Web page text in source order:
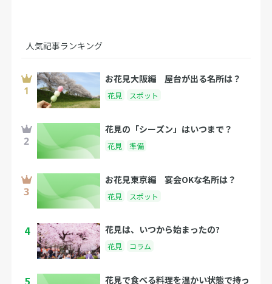
人気記事ランキング
お花見大阪編 屋台が出る名所は？
花見 スポット
花見の「シーズン」はいつまで？
花見 準備
お花見東京編 宴会OKな名所は？
花見 スポット
4 花見は、いつから始まったの?
花見 コラム
5
花見で食べる料理を温かい状態で持っ